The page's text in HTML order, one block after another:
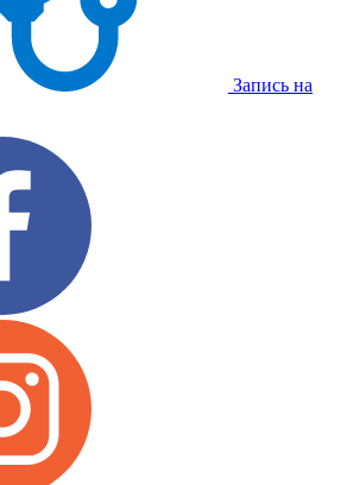
Запись на